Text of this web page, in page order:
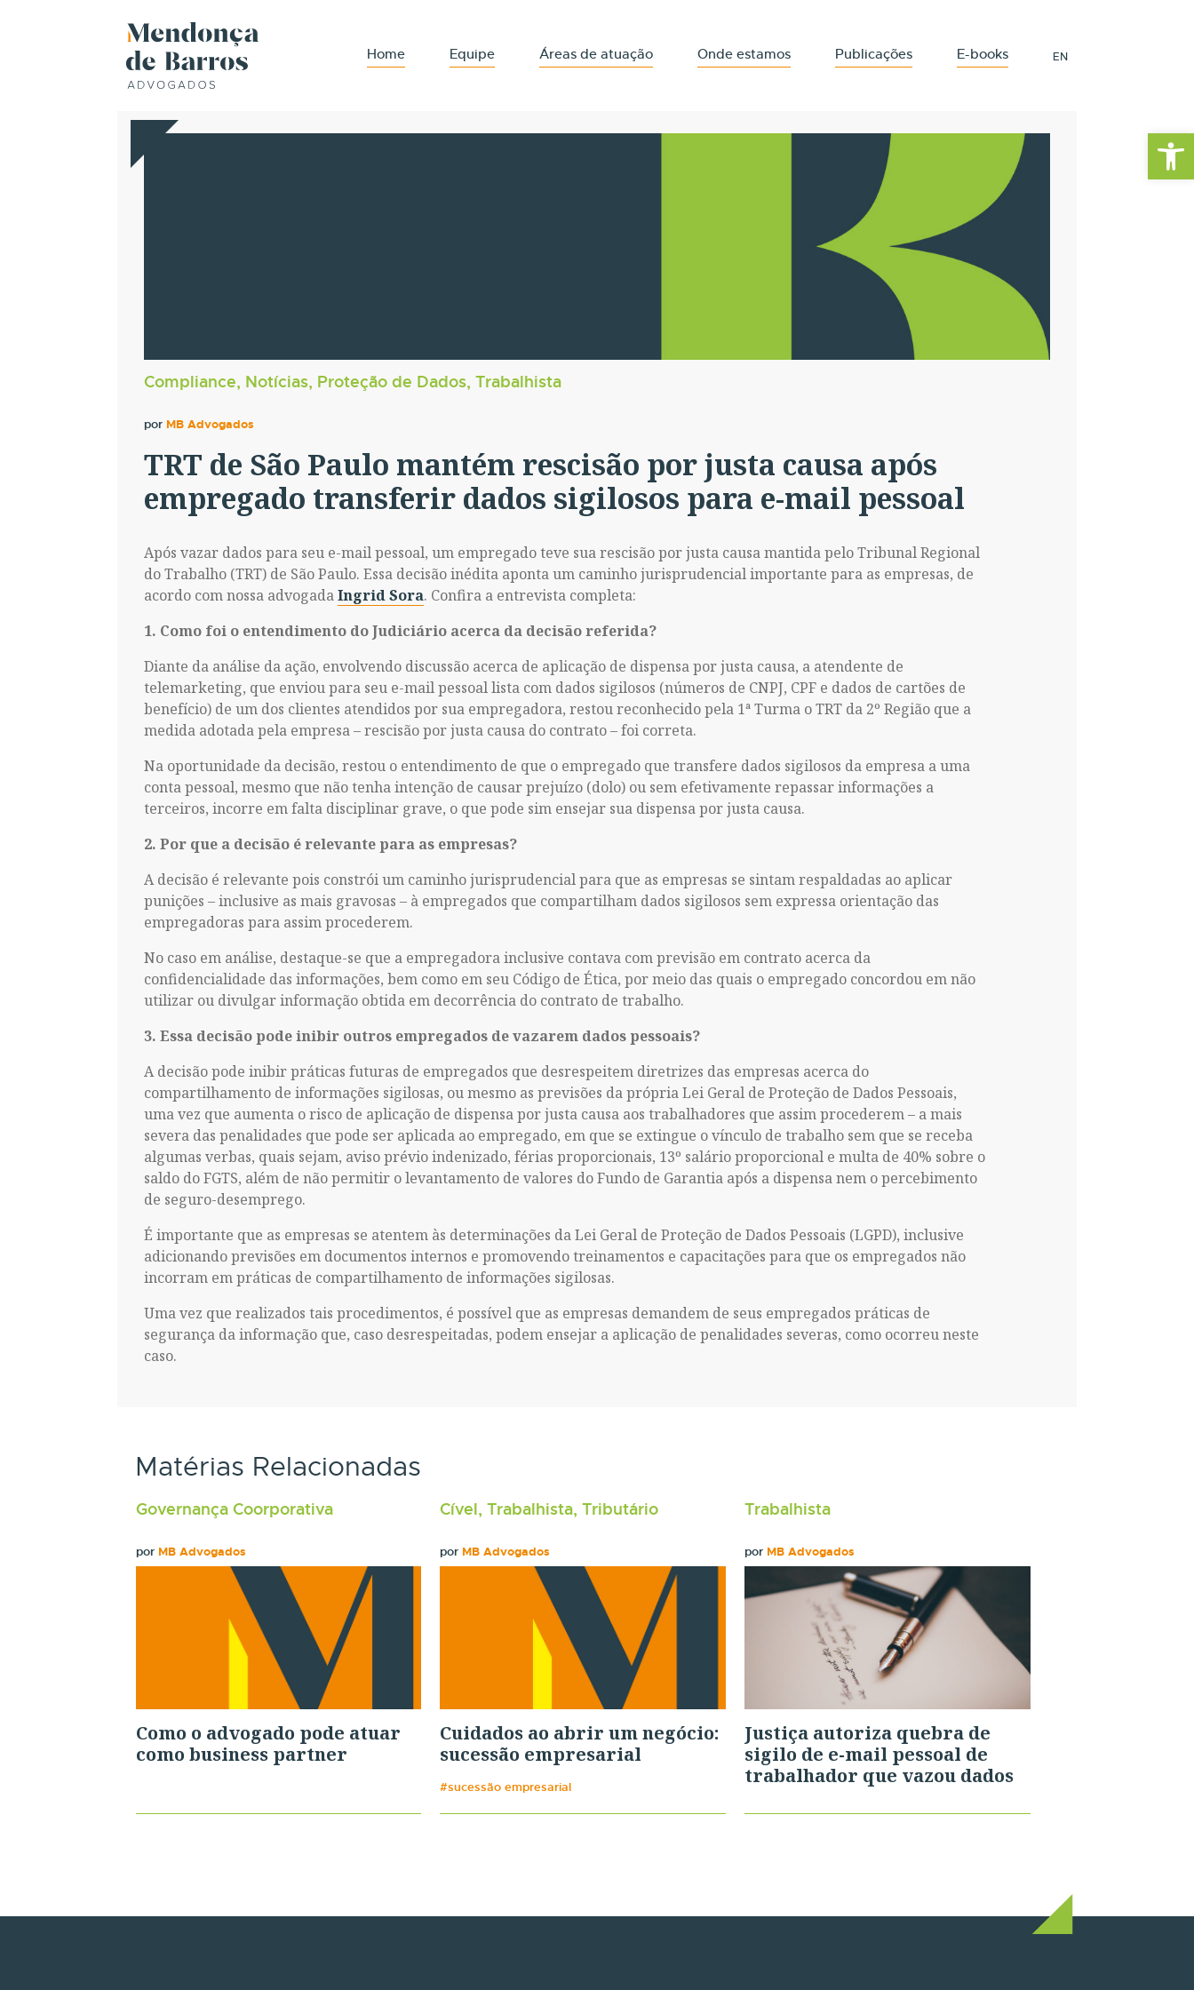
Barra de
Home Equipe Áreas de atuação Onde estamos Publicações E-books EN
Compliance, Notícias, Proteção de Dados, Trabalhista
por MB Advogados
TRT de São Paulo mantém rescisão por justa causa após
empregado transferir dados sigilosos para e-mail pessoal
Após vazar dados para seu e-mail pessoal, um empregado teve sua rescisão por justa causa mantida pelo Tribunal Regional
do Trabalho (TRT) de São Paulo. Essa decisão inédita aponta um caminho jurisprudencial importante para as empresas, de
acordo com nossa advogadaIngrid Sora. Confira a entrevista completa:
1. Como foi o entendimento do Judiciário acerca da decisão referida?
Diante da análise da ação, envolvendo discussão acerca de aplicação de dispensa por justa causa, a atendente de
telemarketing, que enviou para seu e-mail pessoal lista com dados sigilosos (números de CNPJ, CPF e dados de cartões de
benefício) de um dos clientes atendidos por sua empregadora, restou reconhecido pela 1ª Turma o TRT da 2º Região que a
medida adotada pela empresa – rescisão por justa causa do contrato – foi correta.
Na oportunidade da decisão, restou o entendimento de que o empregado que transfere dados sigilosos da empresa a uma
conta pessoal, mesmo que não tenha intenção de causar prejuízo (dolo) ou sem efetivamente repassar informações a
terceiros, incorre em falta disciplinar grave, o que pode sim ensejar sua dispensa por justa causa.
2. Por que a decisão é relevante para as empresas?
A decisão é relevante pois constrói um caminho jurisprudencial para que as empresas se sintam respaldadas ao aplicar
punições – inclusive as mais gravosas – à empregados que compartilham dados sigilosos sem expressa orientação das
empregadoras para assim procederem.
No caso em análise, destaque-se que a empregadora inclusive contava com previsão em contrato acerca da
confidencialidade das informações, bem como em seu Código de Ética, por meio das quais o empregado concordou em não
utilizar ou divulgar informação obtida em decorrência do contrato de trabalho.
3. Essa decisão pode inibir outros empregados de vazarem dados pessoais?
A decisão pode inibir práticas futuras de empregados que desrespeitem diretrizes das empresas acerca do
compartilhamento de informações sigilosas, ou mesmo as previsões da própria Lei Geral de Proteção de Dados Pessoais,
uma vez que aumenta o risco de aplicação de dispensa por justa causa aos trabalhadores que assim procederem – a mais
severa das penalidades que pode ser aplicada ao empregado, em que se extingue o vínculo de trabalho sem que se receba
algumas verbas, quais sejam, aviso prévio indenizado, férias proporcionais, 13º salário proporcional e multa de 40% sobre o
saldo do FGTS, além de não permitir o levantamento de valores do Fundo de Garantia após a dispensa nem o percebimento
de seguro-desemprego.
É importante que as empresas se atentem às determinações da Lei Geral de Proteção de Dados Pessoais (LGPD), inclusive
adicionando previsões em documentos internos e promovendo treinamentos e capacitações para que os empregados não
incorram em práticas de compartilhamento de informações sigilosas.
Uma vez que realizados tais procedimentos, é possível que as empresas demandem de seus empregados práticas de
segurança da informação que, caso desrespeitadas, podem ensejar a aplicação de penalidades severas, como ocorreu neste
caso.
Matérias Relacionadas
Governança Coorporativa
por MB Advogados
Como o advogado pode atuar
como business partner
Cível, Trabalhista, Tributário
por MB Advogados
Cuidados ao abrir um negócio:
sucessão empresarial
#sucessão empresarial
Trabalhista
por MB Advogados
Justiça autoriza quebra de
sigilo de e-mail pessoal de
trabalhador que vazou dados